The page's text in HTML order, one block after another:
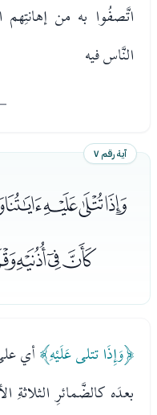
اتَّصفُوا به من إهانتِهم
النَّاس فيه
—
آية رقم ٧
﴿وَإِذَا تتلى عَلَيْهِ﴾أي
بعدَه كالضَّمائرِ